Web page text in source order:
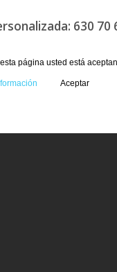
630 70
página usted está
Aceptar